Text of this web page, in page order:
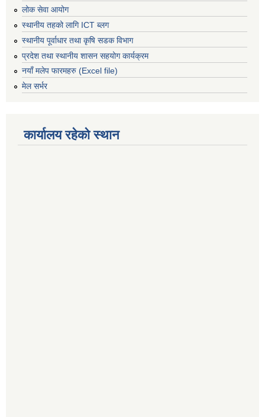
लोक सेवा आयोग
स्थानीय तहको लागि ICT ब्लग
स्थानीय पूर्वाधार तथा कृषि सडक विभाग
प्रदेश तथा स्थानीय शासन सहयोग कार्यक्रम
नयाँ मलेप फारमहरु (Excel file)
मेल सर्भर
कार्यालय रहेको स्थान